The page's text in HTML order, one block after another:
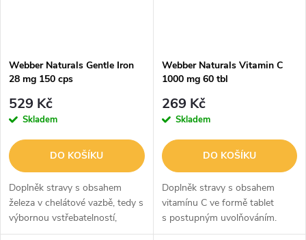
Webber Naturals Gentle Iron
28 mg 150 cps
529 Kč
Skladem
DO KOŠÍKU
Doplněk stravy s obsahem
železa v chelátové vazbě, tedy s
výbornou vstřebatelností,
doplněného o obsah vitamínů
Webber Naturals Vitamin C
1000 mg 60 tbl
269 Kč
Skladem
DO KOŠÍKU
Doplněk stravy s obsahem
vitamínu C ve formě tablet
s postupným uvolňováním.
V jedné tabletě je obsaženo